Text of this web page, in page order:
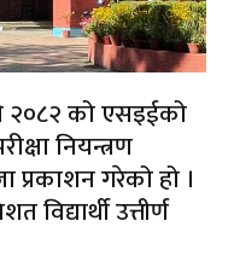
२०८२ को एसइईको
नियन्त्रण
प्रकाशन गरेको हो ।
उत्तीर्ण